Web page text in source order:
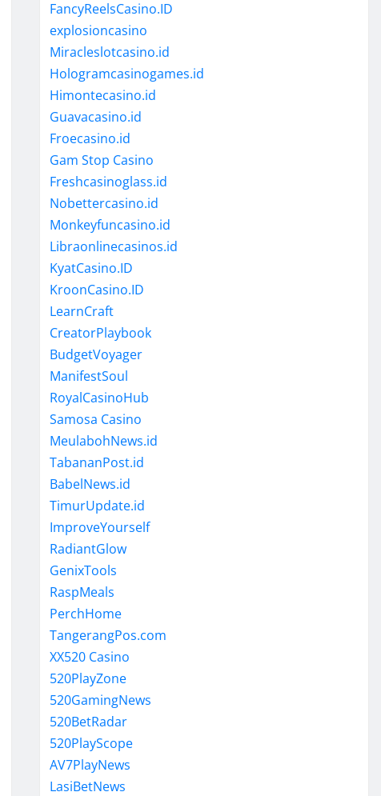
FancyReelsCasino.ID
explosioncasino
Miracleslotcasino.id
Hologramcasinogames.id
Himontecasino.id
Guavacasino.id
Froecasino.id
Gam Stop Casino
Freshcasinoglass.id
Nobettercasino.id
Monkeyfuncasino.id
Libraonlinecasinos.id
KyatCasino.ID
KroonCasino.ID
LearnCraft
CreatorPlaybook
BudgetVoyager
ManifestSoul
RoyalCasinoHub
Samosa Casino
MeulabohNews.id
TabananPost.id
BabelNews.id
TimurUpdate.id
ImproveYourself
RadiantGlow
GenixTools
RaspMeals
PerchHome
TangerangPos.com
XX520 Casino
520PlayZone
520GamingNews
520BetRadar
520PlayScope
AV7PlayNews
LasiBetNews